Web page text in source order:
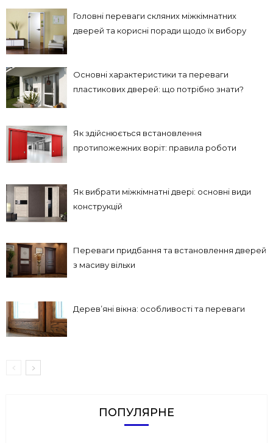
Головні переваги скляних міжкімнатних
дверей та корисні поради щодо їх вибору
Основні характеристики та переваги
пластикових дверей: що потрібно знати?
Як здійснюється встановлення
протипожежних воріт: правила роботи
Як вибрати міжкімнатні двері: основні види
конструкцій
Переваги придбання та встановлення дверей
з масиву вільхи
Дерев’яні вікна: особливості та переваги
ПОПУЛЯРНЕ